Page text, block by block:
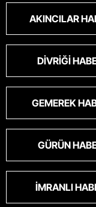
AKINCILAR
DIVRIĞI
GEMEREK
GÜRÜN
İMRANLI